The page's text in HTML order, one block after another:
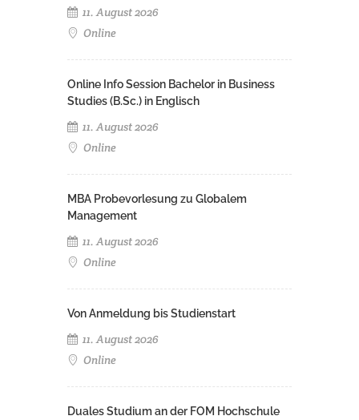
11. August 2026
Online
Online Info Session Bachelor in Business
Studies (B.Sc.) in Englisch
11. August 2026
Online
MBA Probevorlesung zu Globalem
Management
11. August 2026
Online
Von Anmeldung bis Studienstart
11. August 2026
Online
Duales Studium an der FOM Hochschule